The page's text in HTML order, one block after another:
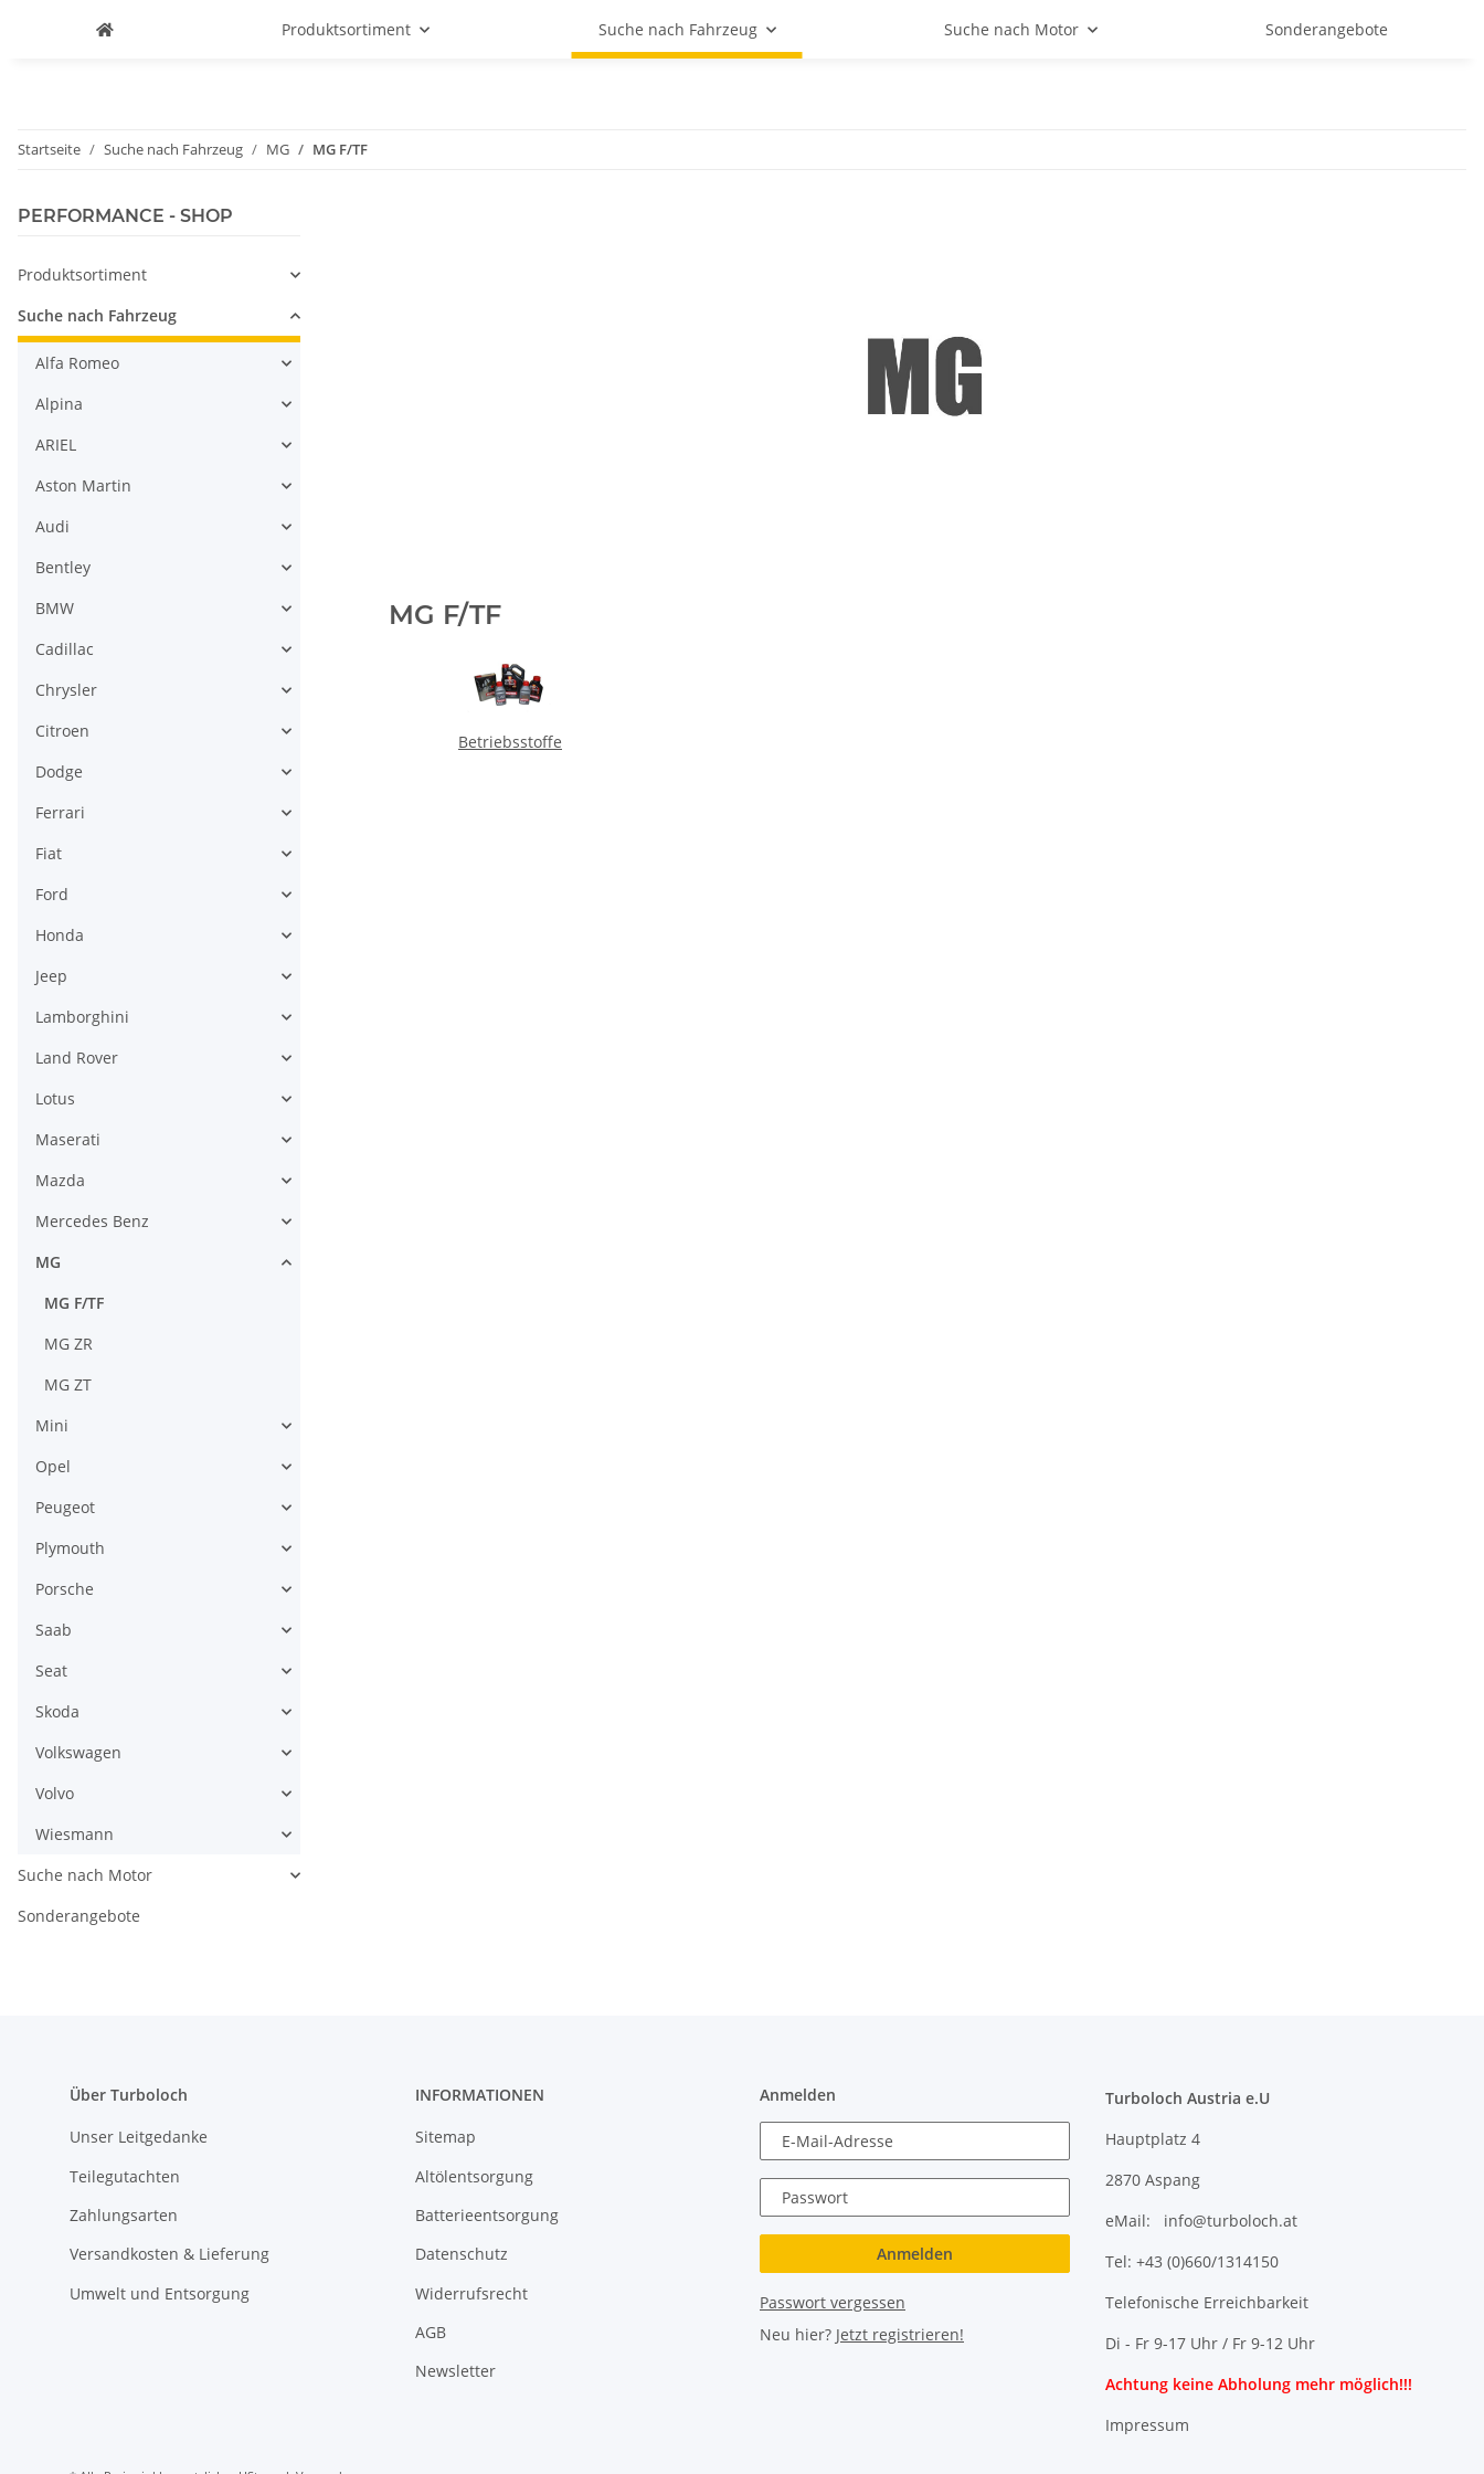
Produktsortiment Suche nach Fahrzeug Suche nach Motor Sonderangebote
Startseite Suche nach Fahrzeug MG MG F/TF
MG F/TF
Betriebsstoffe
PERFORMANCE - SHOP
Produktsortiment
Suche nach Fahrzeug
Alfa Romeo
Alpina
ARIEL
Aston Martin
Audi
Bentley
BMW
Cadillac
Chrysler
Citroen
Dodge
Ferrari
Fiat
Ford
Honda
Jeep
Lamborghini
Land Rover
Lotus
Maserati
Mazda
Mercedes Benz
MG
MG F/TF
MG ZR
MG ZT
Mini
Opel
Peugeot
Plymouth
Porsche
Saab
Seat
Skoda
Volkswagen
Volvo
Wiesmann
Suche nach Motor
Sonderangebote
Über Turboloch
Unser Leitgedanke
Teilegutachten
Zahlungsarten
Versandkosten & Lieferung
Umwelt und Entsorgung
INFORMATIONEN
Sitemap
Altölentsorgung
Batterieentsorgung
Datenschutz
Widerrufsrecht
AGB
Newsletter
Anmelden
E-Mail-Adresse
Passwort
Anmelden
Passwort vergessen
Neu hier? Jetzt registrieren!
Turboloch Austria e.U
Hauptplatz 4
2870 Aspang
eMail: info@turboloch.at
Tel: +43 (0)660/1314150
Telefonische Erreichbarkeit
Di - Fr 9-17 Uhr / Fr 9-12 Uhr
Achtung keine Abholung mehr möglich!!!
Impressum